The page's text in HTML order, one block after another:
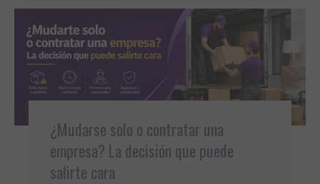
¿Mudarse solo o contratar una
empresa? La decisión que puede
salirte cara